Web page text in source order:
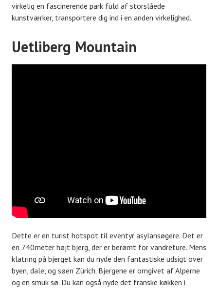
virkelig en fascinerende park fuld af storslåede
kunstværker, transportere dig ind i en anden virkelighed.
Uetliberg Mountain
Dette er en turist hotspot til eventyr asylansøgere. Det er
en 740meter højt bjerg, der er berømt for vandreture. Mens
klatring på bjerget kan du nyde den fantastiske udsigt over
byen, dale, og søen Zürich. Bjergene er omgivet af Alperne
og en smuk sø. Du kan også nyde det franske køkken i